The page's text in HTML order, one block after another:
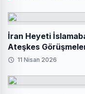
İran Heyeti
Ateşkes
11 Nisan 2026